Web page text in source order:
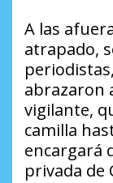
A las
atrapado,
abrazaron
vigilante,
camilla
encargará
privada de